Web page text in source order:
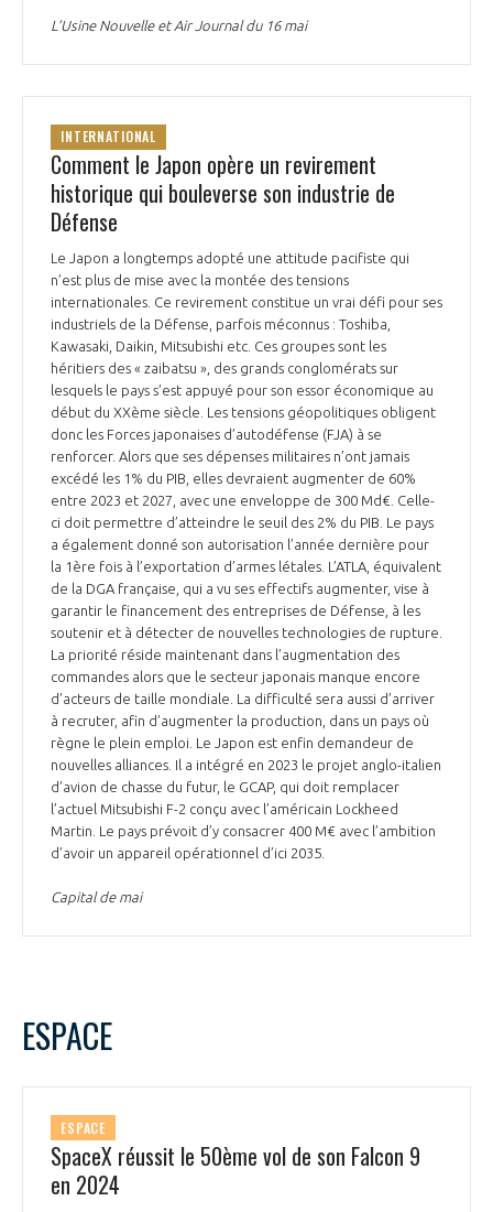
L’Usine Nouvelle et Air Journal du 16 mai
INTERNATIONAL
Comment le Japon opère un revirement
historique qui bouleverse son industrie de
Défense
Le Japon a longtemps adopté une attitude pacifiste qui
n’est plus de mise avec la montée des tensions
internationales. Ce revirement constitue un vrai défi pour ses
industriels de la Défense, parfois méconnus : Toshiba,
Kawasaki, Daikin, Mitsubishi etc. Ces groupes sont les
héritiers des « zaibatsu », des grands conglomérats sur
lesquels le pays s’est appuyé pour son essor économique au
début du XXème siècle. Les tensions géopolitiques obligent
donc les Forces japonaises d’autodéfense (FJA) à se
renforcer. Alors que ses dépenses militaires n’ont jamais
excédé les 1% du PIB, elles devraient augmenter de 60%
entre 2023 et 2027, avec une enveloppe de 300 Md€. Celle-
ci doit permettre d’atteindre le seuil des 2% du PIB. Le pays
a également donné son autorisation l’année dernière pour
la 1ère fois à l’exportation d’armes létales. L’ATLA, équivalent
de la DGA française, qui a vu ses effectifs augmenter, vise à
garantir le financement des entreprises de Défense, à les
soutenir et à détecter de nouvelles technologies de rupture.
La priorité réside maintenant dans l’augmentation des
commandes alors que le secteur japonais manque encore
d’acteurs de taille mondiale. La difficulté sera aussi d’arriver
à recruter, afin d’augmenter la production, dans un pays où
règne le plein emploi. Le Japon est enfin demandeur de
nouvelles alliances. Il a intégré en 2023 le projet anglo-italien
d’avion de chasse du futur, le GCAP, qui doit remplacer
l’actuel Mitsubishi F-2 conçu avec l’américain Lockheed
Martin. Le pays prévoit d’y consacrer 400 M€ avec l’ambition
d’avoir un appareil opérationnel d’ici 2035.
Capital de mai
ESPACE
ESPACE
SpaceX réussit le 50ème vol de son Falcon 9
en 2024